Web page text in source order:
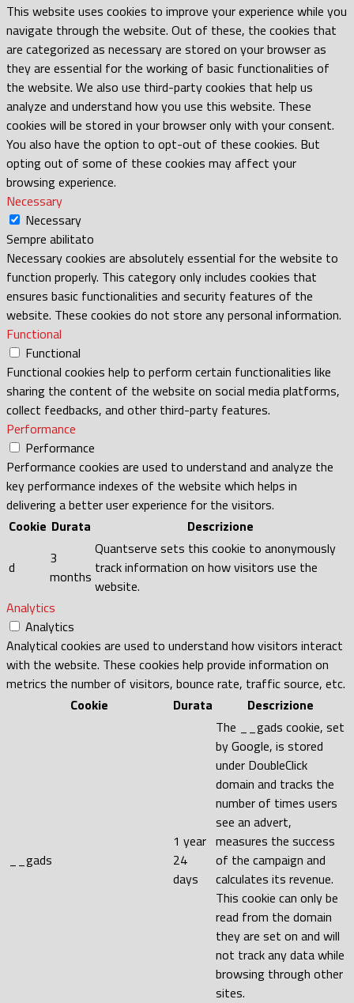
This website uses cookies to improve your experience while you
navigate through the website. Out of these, the cookies that
are categorized as necessary are stored on your browser as
they are essential for the working of basic functionalities of
the website. We also use third-party cookies that help us
analyze and understand how you use this website. These
cookies will be stored in your browser only with your consent.
You also have the option to opt-out of these cookies. But
opting out of some of these cookies may affect your
browsing experience.
Necessary
Necessary
Sempre abilitato
Necessary cookies are absolutely essential for the website to
function properly. This category only includes cookies that
ensures basic functionalities and security features of the
website. These cookies do not store any personal information.
Functional
Functional
Functional cookies help to perform certain functionalities like
sharing the content of the website on social media platforms,
collect feedbacks, and other third-party features.
Performance
Performance
Performance cookies are used to understand and analyze the
key performance indexes of the website which helps in
delivering a better user experience for the visitors.
Cookie Durata Descrizione
d
3
months
Quantserve sets this cookie to anonymously
track information on how visitors use the
website.
Analytics
Analytics
Analytical cookies are used to understand how visitors interact
with the website. These cookies help provide information on
metrics the number of visitors, bounce rate, traffic source, etc.
Cookie
Durata Descrizione
__gads
1 year
24
days
The __gads cookie, set
by Google, is stored
under DoubleClick
domain and tracks the
number of times users
see an advert,
measures the success
of the campaign and
calculates its revenue.
This cookie can only be
read from the domain
they are set on and will
not track any data while
browsing through other
sites.